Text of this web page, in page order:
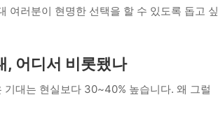
여러분이 현명한 선택을 할 수 있도록 돕고 싶
, 어디서 비롯됐나
대는 현실보다 30~40% 높습니다. 왜 그럴